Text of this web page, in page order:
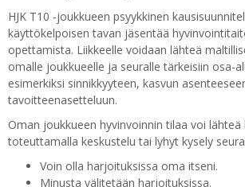
HJK T10 -joukkueen psyykkinen
käyttökelpoisen tavan jäsentää
opettamista. Liikkeelle voidaan lähteä
omalle joukkueelle ja seuralle tärkeisiin osa-
esimerkiksi sinnikkyyteen, kasvun
tavoitteenasetteluun.
Oman joukkueen hyvinvoinnin tilaa voi
toteuttamalla keskustelu tai lyhyt kysely
Voin olla harjoituksissa oma itseni.
Minusta välitetään harjoituksissa.